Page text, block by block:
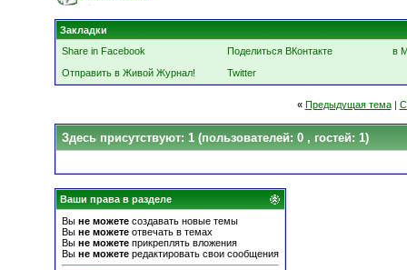
Закладки
Share in Facebook
Поделиться ВКонтакте
в
Отправить в Живой Журнал!
Twitter
« Предыдущая тема|
Здесь присутствуют: 1 (пользователей: 0 , гостей: 1)
Ваши права в разделе
Вы не можете создавать новые темы
Вы не можете отвечать в темах
Вы не можете прикреплять вложения
Вы не можете редактировать свои сообщения